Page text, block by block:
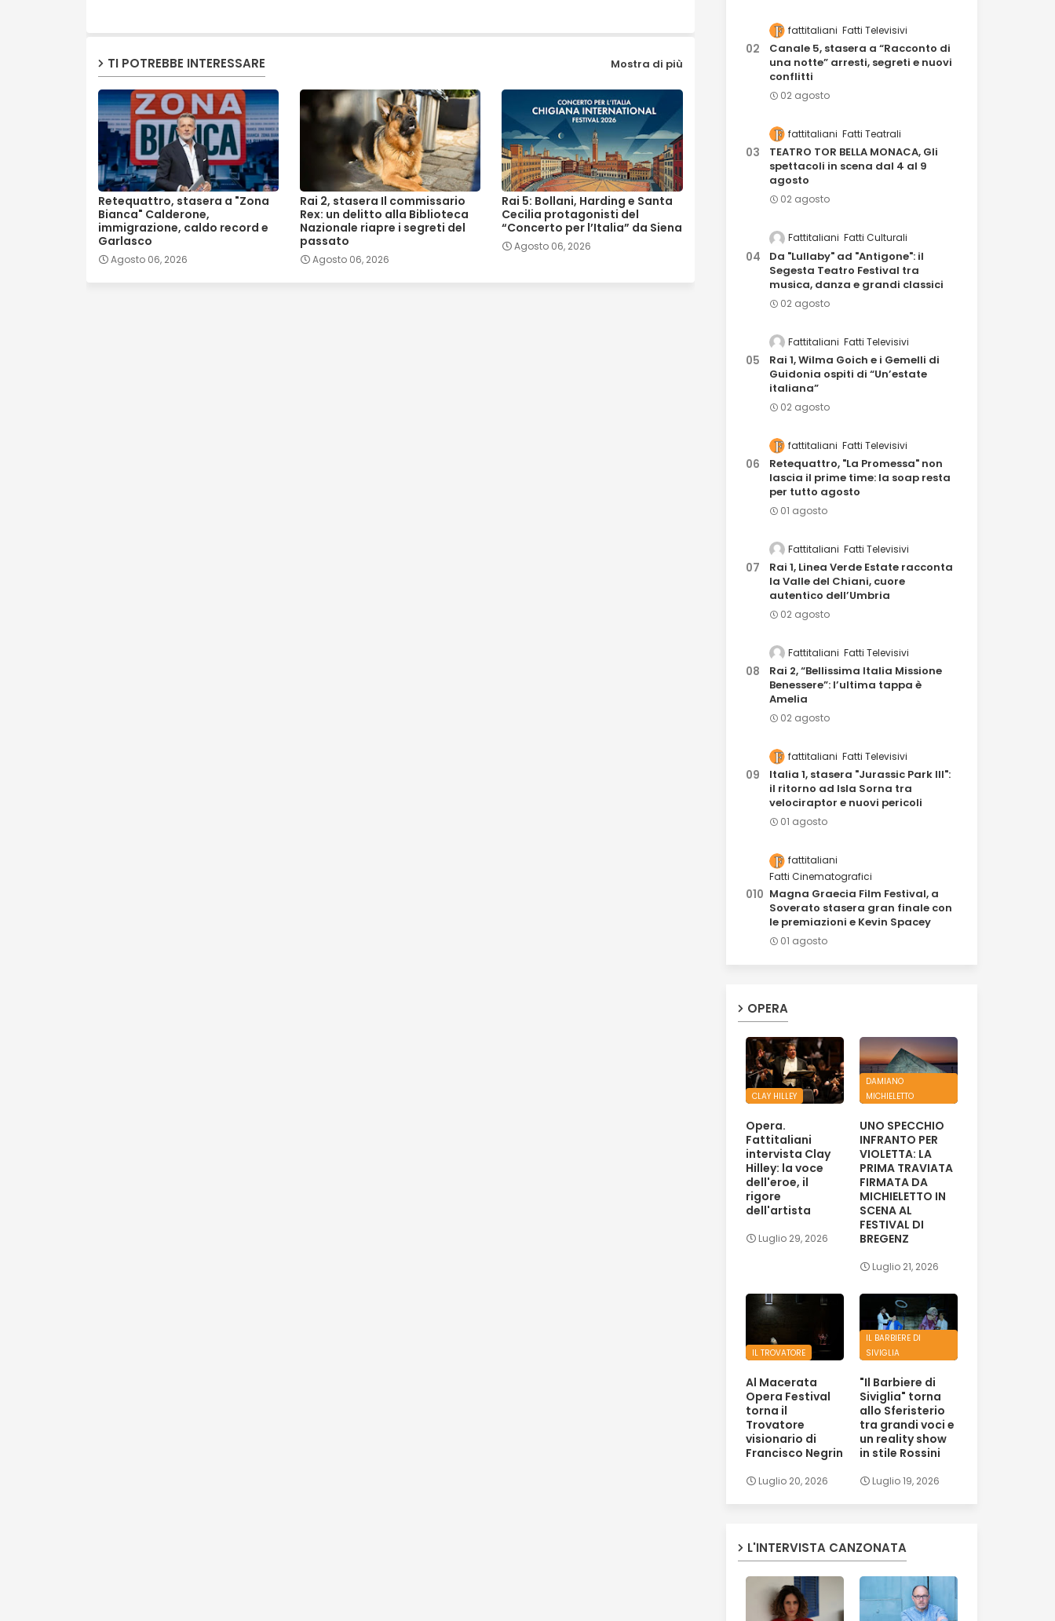
TI POTREBBE INTERESSARE Mostra di più
Retequattro, stasera a "Zona
Bianca" Calderone,
immigrazione, caldo record e
Garlasco
Agosto 06, 2026
Rai 2, stasera Il commissario
Rex: un delitto alla Biblioteca
Nazionale riapre i segreti del
passato
Agosto 06, 2026
Rai 5: Bollani, Harding e Santa
Cecilia protagonisti del
“Concerto per l’Italia” da Siena
Agosto 06, 2026
fattitaliani Fatti Televisivi
Canale 5, stasera a “Racconto di
una notte” arresti, segreti e nuovi
conflitti
02 agosto
fattitaliani Fatti Teatrali
TEATRO TOR BELLA MONACA, Gli
spettacoli in scena dal 4 al 9
agosto
02 agosto
Fattitaliani Fatti Culturali
Da "Lullaby" ad "Antigone": il
Segesta Teatro Festival tra
musica, danza e grandi classici
02 agosto
Fattitaliani Fatti Televisivi
Rai 1, Wilma Goich e i Gemelli di
Guidonia ospiti di “Un’estate
italiana”
02 agosto
fattitaliani Fatti Televisivi
Retequattro, "La Promessa" non
lascia il prime time: la soap resta
per tutto agosto
01 agosto
Fattitaliani Fatti Televisivi
Rai 1, Linea Verde Estate racconta
la Valle del Chiani, cuore
autentico dell’Umbria
02 agosto
Fattitaliani Fatti Televisivi
Rai 2, “Bellissima Italia Missione
Benessere”: l’ultima tappa è
Amelia
02 agosto
fattitaliani Fatti Televisivi
Italia 1, stasera "Jurassic Park III":
il ritorno ad Isla Sorna tra
velociraptor e nuovi pericoli
01 agosto
fattitaliani
Fatti Cinematografici
Magna Graecia Film Festival, a
Soverato stasera gran finale con
le premiazioni e Kevin Spacey
01 agosto
OPERA
CLAY HILLEY
Opera.
Fattitaliani
intervista Clay
Hilley: la voce
dell'eroe, il
rigore
dell'artista
Luglio 29, 2026
DAMIANO
MICHIELETTO
UNO SPECCHIO
INFRANTO PER
VIOLETTA: LA
PRIMA TRAVIATA
FIRMATA DA
MICHIELETTO IN
SCENA AL
FESTIVAL DI
BREGENZ
Luglio 21, 2026
IL TROVATORE
Al Macerata
Opera Festival
torna il
Trovatore
visionario di
Francisco Negrin
Luglio 20, 2026
IL BARBIERE DI
SIVIGLIA
"Il Barbiere di
Siviglia" torna
allo Sferisterio
tra grandi voci e
un reality show
in stile Rossini
Luglio 19, 2026
L'INTERVISTA CANZONATA